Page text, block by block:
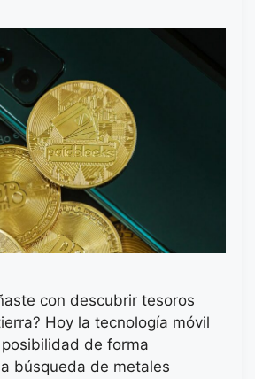
con descubrir tesoros
Hoy la tecnología móvil
de forma
búsqueda de metales